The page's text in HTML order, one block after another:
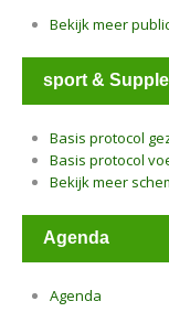
Bekijk meer
sport &
Basis protocol
Basis protocol
Bekijk meer
Agenda
Agenda